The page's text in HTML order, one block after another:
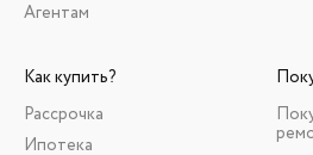
Агентам
Как купить?
Рассрочка
Ипотека